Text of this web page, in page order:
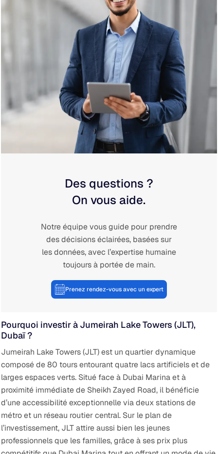
Des questions ?
On vous aide.
Notre équipe vous guide pour prendre
des décisions éclairées, basées sur
les données, avec l’expertise humaine
toujours à portée de main.
Prenez rendez-vous avec un expert
Pourquoi investir à Jumeirah Lake Towers (JLT),
Dubaï ?
Jumeirah Lake Towers (JLT) est un quartier dynamique
composé de 80 tours entourant quatre lacs artificiels et de
larges espaces verts. Situé face à Dubai Marina et à
proximité immédiate de Sheikh Zayed Road, il bénéficie
d’une accessibilité exceptionnelle via deux stations de
métro et un réseau routier central. Sur le plan de
l’investissement, JLT attire aussi bien les jeunes
professionnels que les familles, grâce à ses prix plus